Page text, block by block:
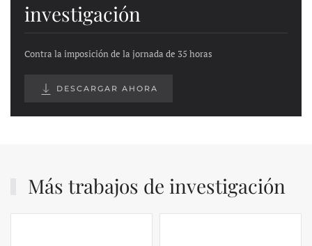
investigación
Contra la imposición de la jornada de 35 horas
DESCARGAR AHORA
Más trabajos de investigación